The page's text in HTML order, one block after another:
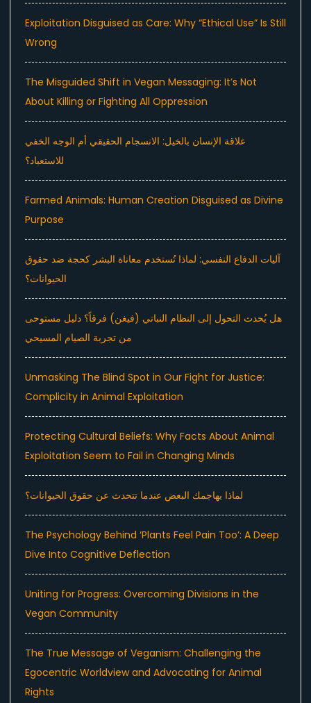
Exploitation Disguised as Care: Why “Ethical Use” Is Still
Wrong
The Misguided Shift in Vegan Messaging: It’s Not
About Killing or Fighting All Oppression
علاقة الإنسان بالخيل: الانسجام الحقيقي أم الوجه الخفي
للاستعباد؟
Farmed Animals: Human Creation Disguised as Divine
Purpose
آليات الدفاع النفسي: لماذا تُستخدم معاناة البشر كحجة ضد حقوق
الحيوانات؟
هل يُحدث التحول إلى النظام النباتي (فيغن) فرقاً؟ دليل مستوحى
من تجربة الصيام المسيحي
Unmasking The Blind Spot in Our Fight for Justice:
Complicity in Animal Exploitation
Protecting Cultural Beliefs: Why Facts About Animal
Exploitation Seem to Fail in Changing Minds
لماذا يهاجمك البعض عندما تتحدث عن حقوق الحيوانات؟
The Psychology Behind ‘Plants Feel Pain Too’: A Deep
Dive Into Cognitive Deflection
Uniting for Progress: Overcoming Divisions in the
Vegan Community
The True Message of Veganism: Challenging the
Egocentric Worldview and Advocating for Animal
Rights